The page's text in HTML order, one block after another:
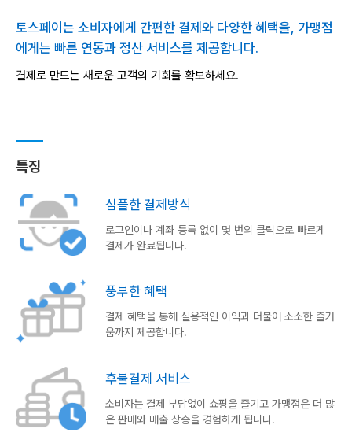
토스페이는 소비자에게 간편한 결제와 다양한 혜택을, 가맹점
에게는 빠른 연동과 정산 서비스를 제공합니다.
결제로 만드는 새로운 고객의 기회를 확보하세요.
특징
심플한 결제방식
로그인이나 계좌 등록 없이 몇 번의 클릭으로 빠르게
결제가 완료됩니다.
풍부한 혜택
결제 혜택을 통해 실용적인 이익과 더불어 소소한 즐거
움까지 제공합니다.
후불결제 서비스
소비자는 결제 부담없이 쇼핑을 즐기고 가맹점은 더 많
은 판매와 매출 상승을 경험하게 됩니다.